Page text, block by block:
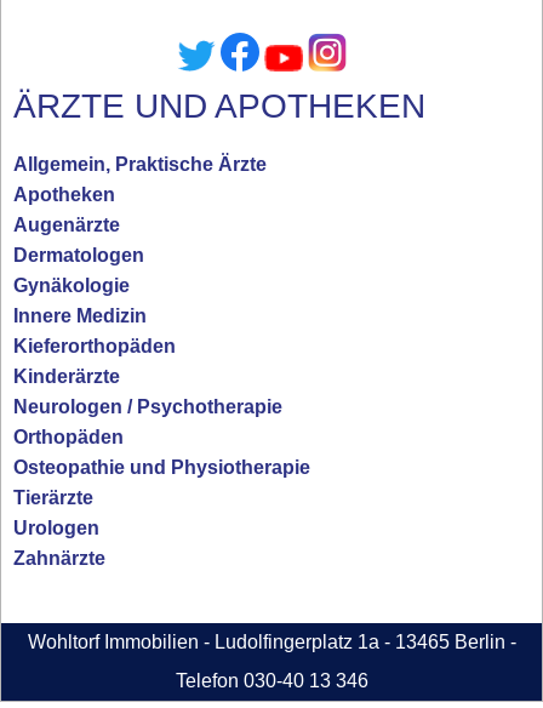
ÄRZTE UND APOTHEKEN
Allgemein, Praktische Ärzte
Apotheken
Augenärzte
Dermatologen
Gynäkologie
Innere Medizin
Kieferorthopäden
Kinderärzte
Neurologen / Psychotherapie
Orthopäden
Osteopathie und Physiotherapie
Tierärzte
Urologen
Zahnärzte
Wohltorf Immobilien - Ludolfingerplatz 1a - 13465 Berlin -
Telefon 030-40 13 346